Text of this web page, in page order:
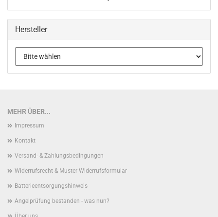
Hersteller
MEHR ÜBER...
Impressum
Kontakt
Versand- & Zahlungsbedingungen
Widerrufsrecht & Muster-Widerrufsformular
Batterieentsorgungshinweis
Angelprüfung bestanden - was nun?